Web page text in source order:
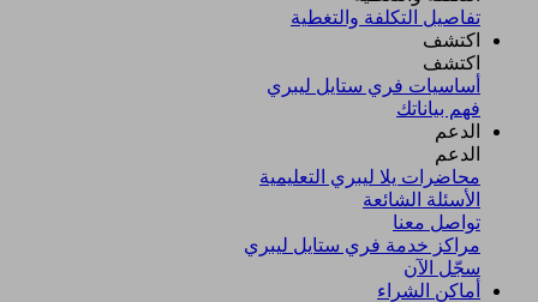
تفاصيل التكلفة والتغطية
اكتشف​
اكتشف​
أساسيات فري ستايل ليبري
فهم بياناتك
الدعم
الدعم
محاضرات يلا ليبري التعليمية
الأسئلة الشائعة
تواصل معنا
مراكز خدمة فري ستايل ليبري
سجّل الآن​
أماكن الشراء